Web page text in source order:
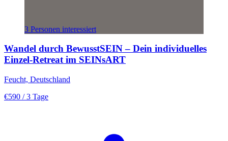
3 Personen interessiert
Wandel durch BewusstSEIN – Dein individuelles
Einzel-Retreat im SEINsART
Feucht, Deutschland
€590 / 3 Tage